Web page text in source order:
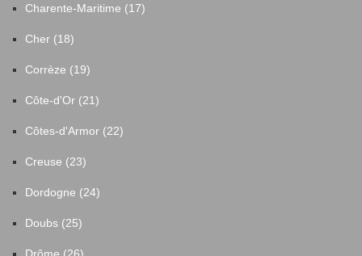
Charente-Maritime (17)
Cher (18)
Corrèze (19)
Côte-d'Or (21)
Côtes-d'Armor (22)
Creuse (23)
Dordogne (24)
Doubs (25)
Drôme (26)